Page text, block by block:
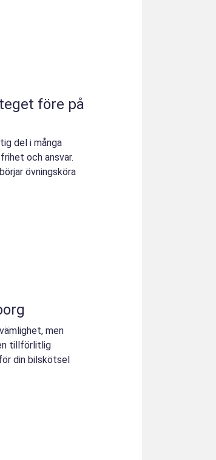
före på
del i många
och ansvar.
övningsköra
men
tillförlitlig
din bilskötsel